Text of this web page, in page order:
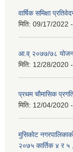
वार्षिक समिक्षा
मिति: 09/17/2022
आ.व् २०७७/७८
मिति: 12/28/2020
प्रथम चाैमासिक
मिति: 12/04/2020
मुसिकाेट
२०७५ कार्तिक ४ र ५